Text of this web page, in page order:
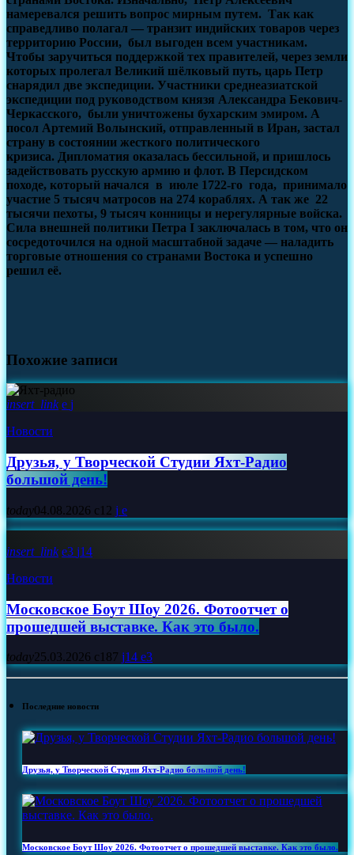
намеревался решить вопрос мирным путем. Так как
справедливо полагал — транзит индийских товаров через
территорию России, был выгоден всем участникам.
Чтобы заручиться поддержкой тех правителей, через земли
которых пролегал Великий шёлковый путь, царь Петр
снарядил две экспедиции. Участники среднеазиатской
экспедиции под руководством князя Александра Бекович-
Черкасского, были уничтожены бухарским эмиром. А
посол Артемий Волынский, отправленный в Иран, застал
страну в состоянии жесткого политического
кризиса. Дипломатия оказалась бессильной, и пришлось
задействовать русскую армию и флот. В Персидском
походе, который начался в июле 1722-го года, принимало
участие 5 тысяч матросов на 274 кораблях. А так же 22
тысячи пехоты, 9 тысяч конницы и нерегулярные войска.
Сила внешней политики Петра I заключалась в том, что он
сосредоточился на одной масштабной задаче — наладить
торговые отношения со странами Востока и успешно
решил её.
Похожие записи
insert_link
Новости
Друзья, у Творческой Студии Яхт‑Радио
большой день!
today04.08.2026 12
insert_link 3 14
Новости
Московское Боут Шоу 2026. Фотоотчет о
прошедшей выставке. Как это было.
today25.03.2026 187 14 3
Последние новости
Друзья, у Творческой Студии Яхт‑Радио большой день!
Московское Боут Шоу 2026. Фотоотчет о прошедшей выставке. Как это было.